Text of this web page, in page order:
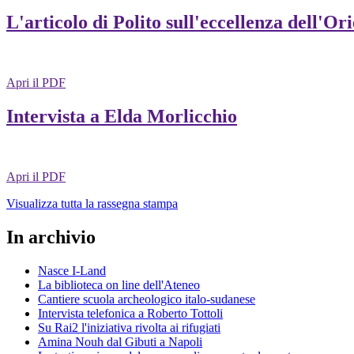
L'articolo di Polito sull'eccellenza
Apri il PDF
Intervista a Elda Morlicchio
Apri il PDF
Visualizza tutta la rassegna stampa
In archivio
Nasce I-Land
La biblioteca on line dell'Ateneo
Cantiere scuola archeologico italo-sudanese
Intervista telefonica a Roberto Tottoli
Su Rai2 l'iniziativa rivolta ai rifugiati
Amina Nouh dal Gibuti a Napoli